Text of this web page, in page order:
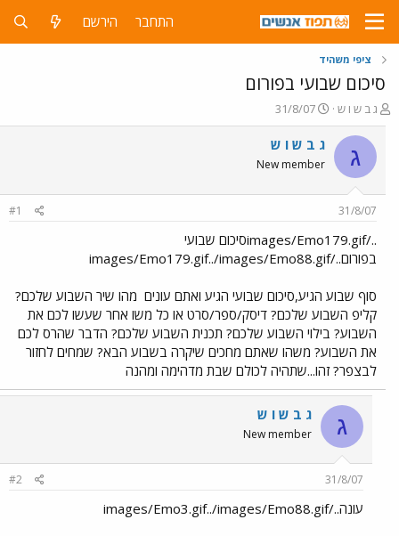
התחבר הירשם
ציפי משהיד
סיכום שבועי בפורום
פ
ו
ת
ח
ה
ש
ג ב ש ו ש
פ
ו
ר
ם
ר
ך
31/8/07
ג ג ב ש ו ש
New member
31/8/07
#1
../images/Emo179.gifסיכום שבועי
בפורום../images/Emo179.gif../images/Emo88.gif
סוף שבוע הגיע,סיכום שבועי הגיע ואתם עונים מהו שיר השבוע שלכם?
קליפ השבוע שלכם? דיסק/ספר/סרט או כל משו אחר שעשו לכם את
השבוע? בילוי השבוע שלכם? תכנית השבוע שלכם? הדבר שהרס לכם
את השבוע? משהו שאתם מחכים שיקרה בשבוע הבא? שמחים לחזור
לבצפר? זהו...שתהיה לכולם שבת מדהימה ומהנה
ג ג ב ש ו ש
New member
31/8/07
#2
עונה../images/Emo3.gif../images/Emo88.gif